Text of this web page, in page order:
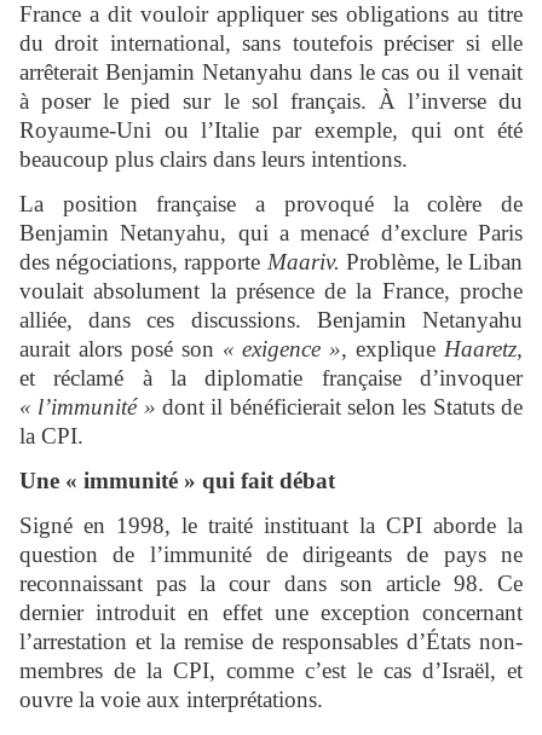
France a dit vouloir appliquer ses obligations au titre
du droit international, sans toutefois préciser si elle
arrêterait Benjamin Netanyahu dans le cas ou il venait
à poser le pied sur le sol français. À l’inverse du
Royaume-Uni ou l’Italie par exemple, qui ont été
beaucoup plus clairs dans leurs intentions.
La position française a provoqué la colère de
Benjamin Netanyahu, qui a menacé d’exclure Paris
des négociations, rapporte Maariv. Problème, le Liban
voulait absolument la présence de la France, proche
alliée, dans ces discussions. Benjamin Netanyahu
aurait alors posé son « exigence », explique Haaretz,
et réclamé à la diplomatie française d’invoquer
« l’immunité » dont il bénéficierait selon les Statuts de
la CPI.
Une « immunité » qui fait débat
Signé en 1998, le traité instituant la CPI aborde la
question de l’immunité de dirigeants de pays ne
reconnaissant pas la cour dans son article 98. Ce
dernier introduit en effet une exception concernant
l’arrestation et la remise de responsables d’États non-
membres de la CPI, comme c’est le cas d’Israël, et
ouvre la voie aux interprétations.